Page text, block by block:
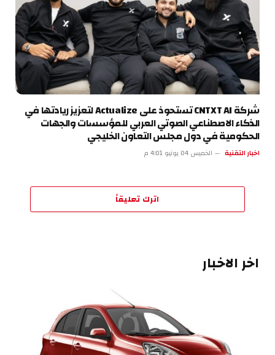
شركة CNTXT AI تستحوذ على Actualize لتعزيز ريادتها في
الذكاء الاصطناعي الصوتي العربي للمؤسسات والجهات
الحكومية في دول مجلس التعاون الخليجي
اخبار التقنية الخميس 04 يونيو 4:01 م
اترك تعليقاً
اخر الاخبار